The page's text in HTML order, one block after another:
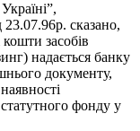
сказано,
засобів
надається банку
документу,
фонду у